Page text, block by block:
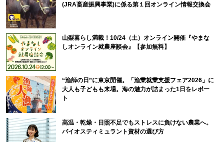
(JRA畜産振興事業)に係る第１回オンライン情報交換会
山梨暮らし満載！10/24（土）オンライン開催『やまな
しオンライン就農座談会』【参加無料】
“漁師の日”に東京開催。「漁業就業支援フェア2026」に
大人も子どもも来場。海の魅力が詰まった1日をレポー
ト
高温・乾燥・日照不足でもストレスに負けない農業へ。
バイオスティミュラント資材の選び方